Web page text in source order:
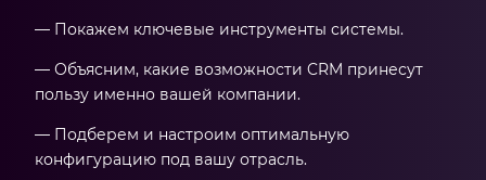
— Покажем ключевые инструменты системы.
— Объясним, какие возможности CRM принесут
пользу именно вашей компании.
— Подберем и настроим оптимальную
конфигурацию под вашу отрасль.